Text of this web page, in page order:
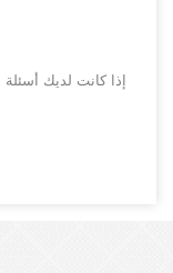
إذا كانت لديك